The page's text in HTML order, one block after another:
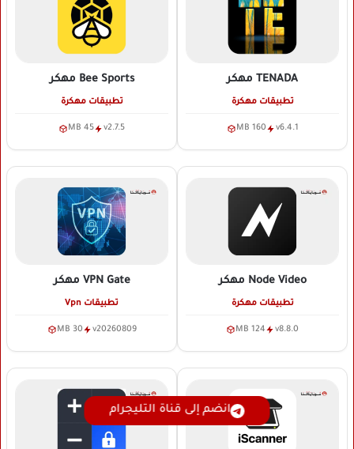
TENADA مهكر
تطبيقات مهكرة
v6.4.1
160 MB
Bee Sports مهكر
تطبيقات مهكرة
v2.7.5
45 MB
Node Video مهكر
تطبيقات مهكرة
v8.8.0
124 MB
VPN Gate مهكر
تطبيقات Vpn
v20260809
30 MB
انضم إلى قناة التليجرام